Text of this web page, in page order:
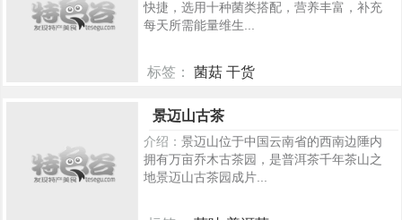
快捷，选用十种菌类搭配，营养丰富，补充
每天所需能量维生...
标签： 菌菇 干货
景迈山古茶
介绍： 景迈山位于中国云南省的西南边陲内
拥有万亩乔木古茶园，是普洱茶千年茶山之
地景迈山古茶园成片...